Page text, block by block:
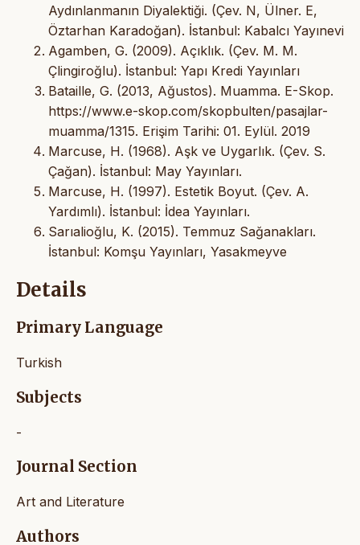
Aydınlanmanın Diyalektiği. (Çev. N, Ülner. E,
Öztarhan Karadoğan). İstanbul: Kabalcı Yayınevi
Agamben, G. (2009). Açıklık. (Çev. M. M.
Çlingiroğlu). İstanbul: Yapı Kredi Yayınları
Bataille, G. (2013, Ağustos). Muamma. E-Skop.
https://www.e-skop.com/skopbulten/pasajlar-
muamma/1315. Erişim Tarihi: 01. Eylül. 2019
Marcuse, H. (1968). Aşk ve Uygarlık. (Çev. S.
Çağan). İstanbul: May Yayınları.
Marcuse, H. (1997). Estetik Boyut. (Çev. A.
Yardımlı). İstanbul: İdea Yayınları.
Sarıalioğlu, K. (2015). Temmuz Sağanakları.
İstanbul: Komşu Yayınları, Yasakmeyve
Details
Primary Language
Turkish
Subjects
-
Journal Section
Art and Literature
Authors